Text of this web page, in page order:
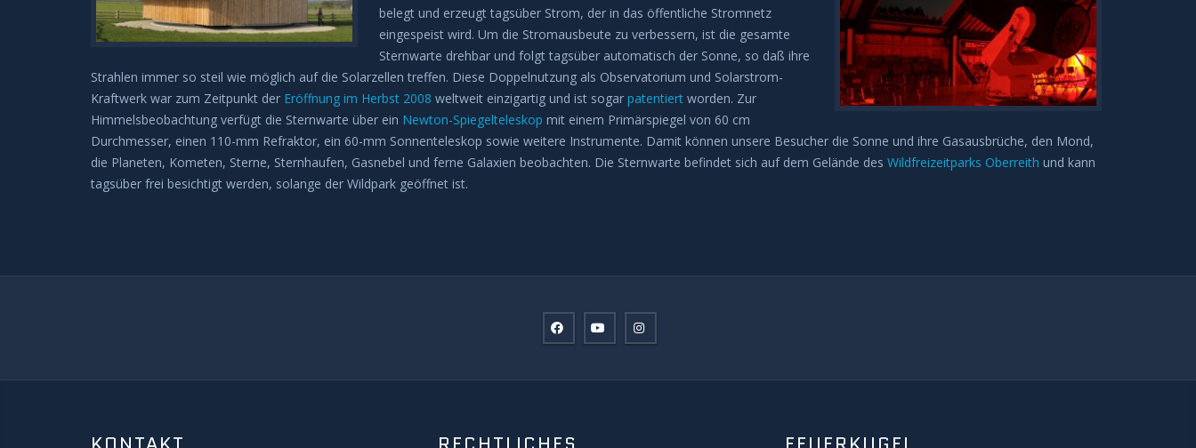
belegt und erzeugt tagsüber Strom, der in das öffentliche Stromnetz
eingespeist wird. Um die Stromausbeute zu verbessern, ist die gesamte
Sternwarte drehbar und folgt tagsüber automatisch der Sonne, so daß ihre
Strahlen immer so steil wie möglich auf die Solarzellen treffen. Diese Doppelnutzung als Observatorium und Solarstrom-
Kraftwerk war zum Zeitpunkt der Eröffnung im Herbst 2008 weltweit einzigartig und ist sogar patentiert worden. Zur
Himmelsbeobachtung verfügt die Sternwarte über ein Newton-Spiegelteleskop mit einem Primärspiegel von 60 cm
Durchmesser, einen 110-mm Refraktor, ein 60-mm Sonnenteleskop sowie weitere Instrumente. Damit können unsere Besucher die Sonne und ihre Gasausbrüche, den Mond,
die Planeten, Kometen, Sterne, Sternhaufen, Gasnebel und ferne Galaxien beobachten. Die Sternwarte befindet sich auf dem Gelände des Wildfreizeitparks Oberreith und kann
tagsüber frei besichtigt werden, solange der Wildpark geöffnet ist.